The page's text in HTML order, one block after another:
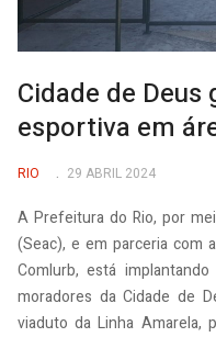
Cidade de Deus
esportiva em
RIO 29 ABRIL 2024
A Prefeitura do Rio, por
(Seac), e em parceria com
Comlurb, está
moradores da Cidade de
viaduto da Linha Amarela,